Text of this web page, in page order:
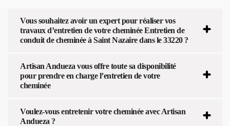
Vous souhaitez avoir un expert pour réaliser vos
travaux d’entretien de votre cheminée Entretien de
conduit de cheminée à Saint Nazaire dans le 33220 ?
Artisan Andueza vous offre toute sa disponibilité
pour prendre en charge l’entretien de votre
cheminée
Voulez-vous entretenir votre cheminée avec Artisan
Andueza ?